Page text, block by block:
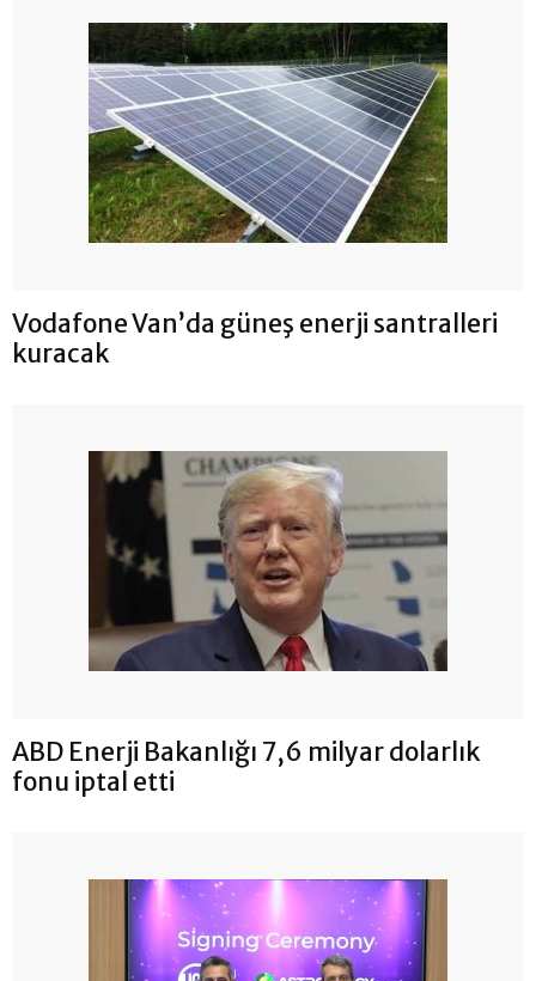
Vodafone Van’da güneş enerji santralleri
kuracak
ABD Enerji Bakanlığı 7,6 milyar dolarlık
fonu iptal etti